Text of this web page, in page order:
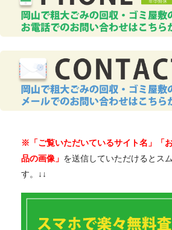
※「ご覧いただいているサイト名」「
品の画像」 を送信していただけるとス
す。↓↓